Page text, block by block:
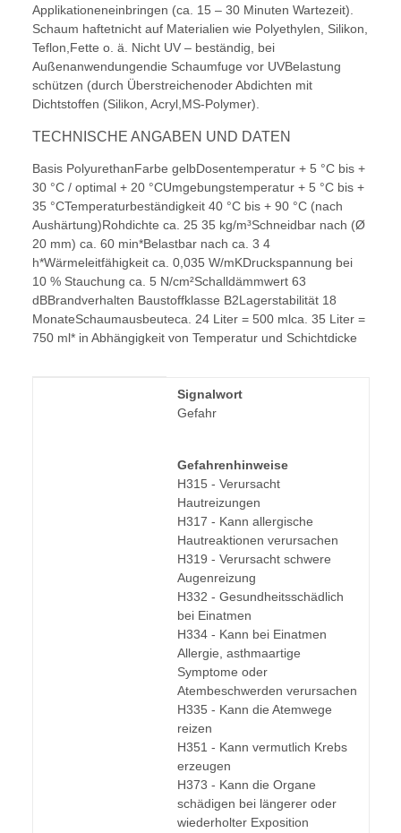
Applikationeneinbringen (ca. 15 – 30 Minuten Wartezeit).
Schaum haftetnicht auf Materialien wie Polyethylen, Silikon,
Teflon,Fette o. ä. Nicht UV – beständig, bei
Außenanwendungendie Schaumfuge vor UVBelastung
schützen (durch Überstreichenoder Abdichten mit
Dichtstoffen (Silikon, Acryl,MS-Polymer).
TECHNISCHE ANGABEN UND DATEN
Basis PolyurethanFarbe gelbDosentemperatur + 5 °C bis +
30 °C / optimal + 20 °CUmgebungstemperatur + 5 °C bis +
35 °CTemperaturbeständigkeit 40 °C bis + 90 °C (nach
Aushärtung)Rohdichte ca. 25 35 kg/m³Schneidbar nach (Ø
20 mm) ca. 60 min*Belastbar nach ca. 3 4
h*Wärmeleitfähigkeit ca. 0,035 W/mKDruckspannung bei
10 % Stauchung ca. 5 N/cm²Schalldämmwert 63
dBBrandverhalten Baustoffklasse B2Lagerstabilität 18
MonateSchaumausbeuteca. 24 Liter = 500 mlca. 35 Liter =
750 ml* in Abhängigkeit von Temperatur und Schichtdicke
Signalwort
Gefahr
Gefahrenhinweise
H315 - Verursacht
Hautreizungen
H317 - Kann allergische
Hautreaktionen verursachen
H319 - Verursacht schwere
Augenreizung
H332 - Gesundheitsschädlich
bei Einatmen
H334 - Kann bei Einatmen
Allergie, asthmaartige
Symptome oder
Atembeschwerden verursachen
H335 - Kann die Atemwege
reizen
H351 - Kann vermutlich Krebs
erzeugen
H373 - Kann die Organe
schädigen bei längerer oder
wiederholter Exposition